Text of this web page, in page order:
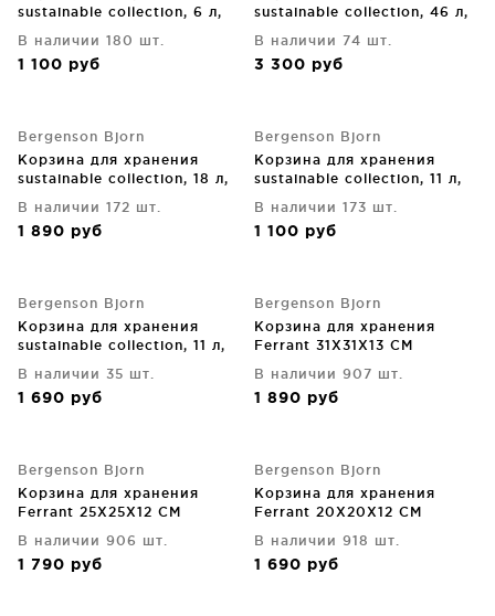
sustainable collection, 6 л,
В наличии 180 шт.
1 100 руб
sustainable collection, 46 л,
В наличии 74 шт.
3 300 руб
Bergenson Bjorn
Корзина для хранения
sustainable collection, 18 л,
В наличии 172 шт.
1 890 руб
Bergenson Bjorn
Корзина для хранения
sustainable collection, 11 л,
В наличии 173 шт.
1 100 руб
Bergenson Bjorn
Корзина для хранения
sustainable collection, 11 л,
В наличии 35 шт.
1 690 руб
Bergenson Bjorn
Корзина для хранения
Ferrant 31X31X13 CM
В наличии 907 шт.
1 890 руб
Bergenson Bjorn
Корзина для хранения
Ferrant 25X25X12 CM
В наличии 906 шт.
1 790 руб
Bergenson Bjorn
Корзина для хранения
Ferrant 20X20X12 CM
В наличии 918 шт.
1 690 руб